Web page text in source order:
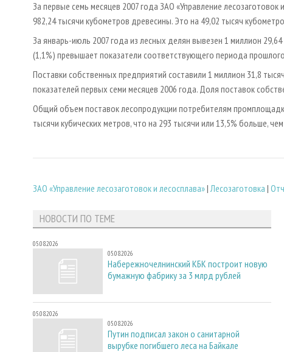
За первые семь месяцев 2007 года ЗАО «Управление лесозаготовок
982,24 тысячи кубометров древесины. Это на 49,02 тысяч
За январь-июль 2007 года из лесных делян вывезен 1 миллион
(1,1%) превышает показатели соответствующего периода
Поставки собственных предприятий составили 1 миллион 31,8
показателей первых семи месяцев 2006 года. Доля поставок
Общий объем поставок лесопродукции потребителям
тысячи кубических метров, что на 293 тысячи или 13,5% больше,
ЗАО «Управление лесозаготовок и лесосплава»| Лесозаготовка |
НОВОСТИ ПО ТЕМЕ
05.08.2026
05.08.2026
Набережночелнинский КБК построит новую
бумажную фабрику за 3 млрд рублей
05.08.2026
05.08.2026
Путин подписал закон о санитарной
вырубке погибшего леса на Байкале